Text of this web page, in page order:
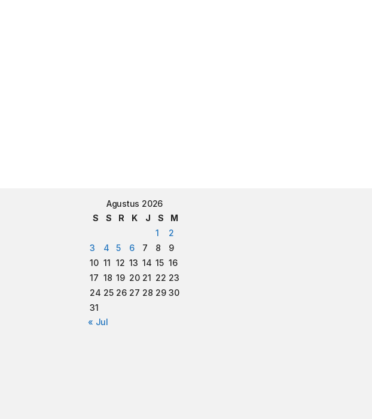
Agustus 2026
S
S R K J S
M
1
2
3
4 5 6 7 8
9
10 11 12 13 14 15 16
17 18 19 20 21 22 23
24 25 26 27 28 29 30
31
« Jul